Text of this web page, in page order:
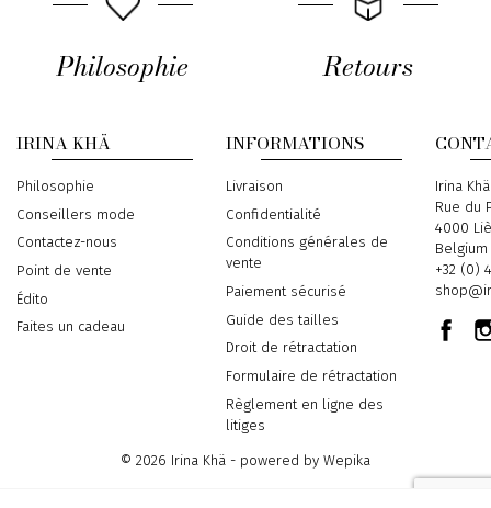
Philosophie Retours
IRINA KHÄ
Philosophie
Conseillers mode
Contactez-nous
Point de vente
Édito
Faites un cadeau
INFORMATIONS
Livraison
Confidentialité
Conditions générales de
vente
Paiement sécurisé
Guide des tailles
Droit de rétractation
Formulaire de rétractation
Règlement en ligne des
litiges
Address
Irina Khä
Rue du
4000
Belgium
Phone
+32 (0)
Email
© 2026 Irina Khä - powered by Wepika